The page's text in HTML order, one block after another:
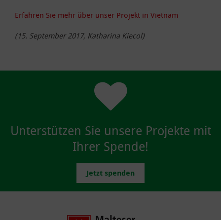
Erfahren Sie mehr über unser Projekt in Vietnam
(15. September 2017, Katharina Kiecol)
Unterstützen Sie unsere Projekte mit
Ihrer Spende!
Jetzt spenden